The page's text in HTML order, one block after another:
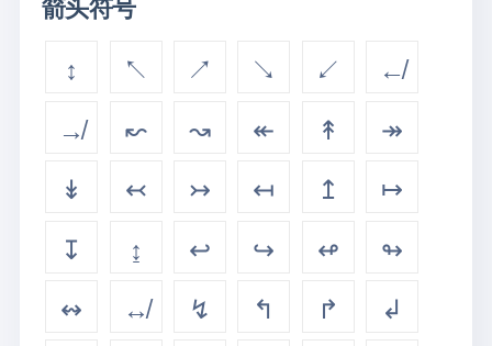
↕ ↖ ↗ ↘ ↙
↚
↛
↜ ↝ ↞ ↟
↠
↡
↢ ↣ ↤ ↥
↦
↧
↨ ↩ ↪ ↫
↬
↭
↮ ↯ ↰ ↱
↲